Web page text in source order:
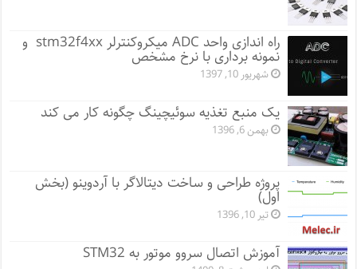
راه اندازی واحد ADC میکروکنترلر stm32f4xx و
نمونه برداری با نرخ مشخص
شهریور 10, 1397
یک منبع تغذیه سوئیچینگ چگونه کار می کند
بهمن 6, 1396
پروژه طراحی و ساخت دیتالاگر با آردوینو (بخش
اول)
تیر 10, 1396
آموزش اتصال سروو موتور به STM32